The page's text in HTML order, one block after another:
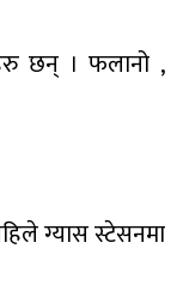
छन् । फलानो ,
ग्यास स्टेसनमा